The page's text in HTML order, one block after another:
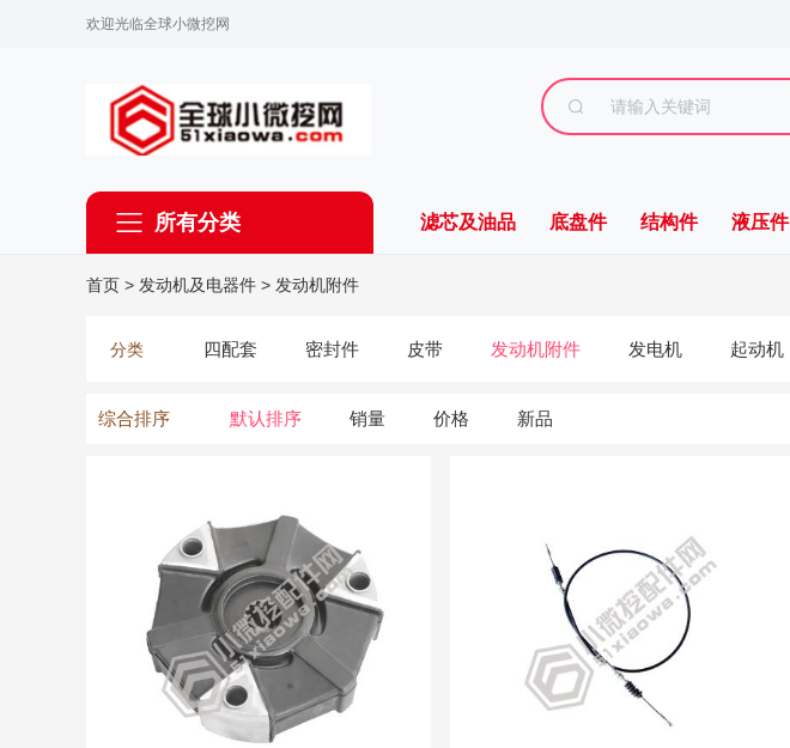
欢迎光临全球小微挖网
所有分类 滤芯及油品 底盘件 结构件 液压件
首页 > 发动机及电器件 > 发动机附件
分类 四配套 密封件 皮带 发动机附件 发电机 起动机
综合排序 默认排序 销量 价格 新品